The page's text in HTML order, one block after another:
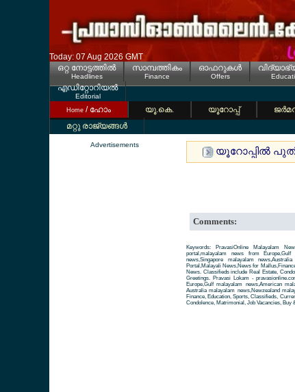
Today: 07 Aug 2026 GMT
ഒറ്റ നോട്ടത്തില്‍
Headlines
സാമ്പത്തികം
Finance
ഓഫറുകള്‍
Offers
എഡിറ്റോറിയല്‍
Editorial
Home / ഹോം യൂ.കെ. യൂറോപ്പ്
മറ്റു രാജ്യങ്ങള്‍
Advertisements
യൂറോപ്പില്‍
Comments:
Keywords: PravasiOnline Malayalam
portal,malayalam news from Europe,Gulf
news,Singapore malayalam
Portal,Malayali News,News for
News. Classifieds include Real Estate,
Greetings. Pravasi Lokam -
Europe,Gulf malayalam news,American
Australia malayalam news,Newzealand
Finance, Education, Sports, Classifieds,
Condolence, Matrimonial, Job Vacancies, Buy